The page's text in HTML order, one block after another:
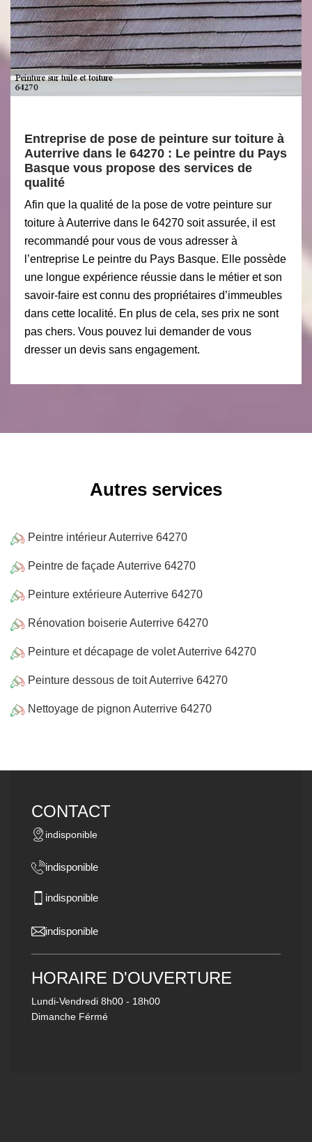
Entreprise de pose de peinture sur toiture à
Auterrive dans le 64270 : Le peintre du Pays
Basque vous propose des services de
qualité
Afin que la qualité de la pose de votre peinture sur
toiture à Auterrive dans le 64270 soit assurée, il est
recommandé pour vous de vous adresser à
l’entreprise Le peintre du Pays Basque. Elle possède
une longue expérience réussie dans le métier et son
savoir-faire est connu des propriétaires d’immeubles
dans cette localité. En plus de cela, ses prix ne sont
pas chers. Vous pouvez lui demander de vous
dresser un devis sans engagement.
Autres services
Peintre intérieur Auterrive 64270
Peintre de façade Auterrive 64270
Peinture extérieure Auterrive 64270
Rénovation boiserie Auterrive 64270
Peinture et décapage de volet Auterrive 64270
Peinture dessous de toit Auterrive 64270
Nettoyage de pignon Auterrive 64270
CONTACT
indisponible
indisponible
indisponible
indisponible
HORAIRE D'OUVERTURE
Lundi-Vendredi 8h00 - 18h00
Dimanche Férmé